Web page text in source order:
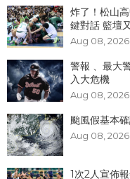
炸了！松山
鍵對話 籃壇
Aug 08, 2026
警報 、最大
入大危機
Aug 08, 2026
颱風假基本
Aug 08, 2026
1次2人宣佈